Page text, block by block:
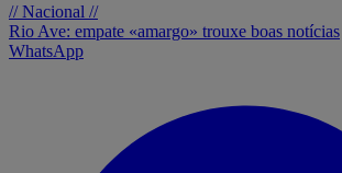
// Nacional //
Rio Ave: empate «amargo» trouxe boas notícias
WhatsApp